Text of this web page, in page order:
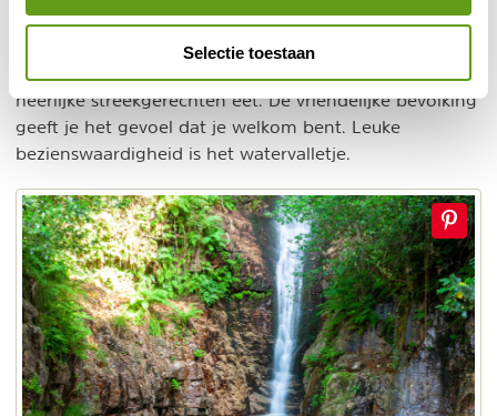
Selectie toestaan
een typisch traditioneel Castilliaans dorp met de
invloed van het moderne leven. Pinnen, internetbereik,
supermarkten, cafés en tal van restaurantjes, waar je
heerlijke streekgerechten eet. De vriendelijke bevolking
geeft je het gevoel dat je welkom bent. Leuke
bezienswaardigheid is het watervalletje.